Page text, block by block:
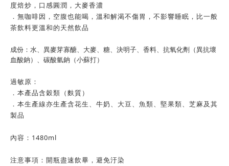
度焙炒，口感圓潤，大麥香濃
．無咖啡因，空腹也能喝，溫和解渴不傷胃，不影響睡眠，比一般
茶飲料更溫和的天然飲品
成份：水、異麥芽寡醣、大麥、糖、決明子、香料、抗氧化劑（異抗壞
血酸鈉）、碳酸氫鈉（小蘇打）
過敏原：
．本產品含穀類（麩質）
．本生產線亦生產含花生、牛奶、大豆、魚類、堅果類、芝麻及其
製品
內容：1480ml
注意事項：開瓶盡速飲畢，避免汙染